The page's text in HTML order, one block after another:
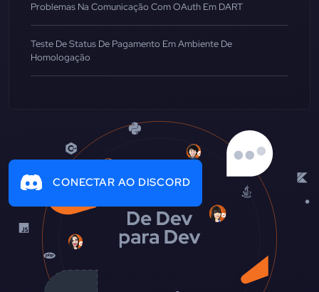
Problemas Na Comunicação Com OAuth Em DART
Teste De Status De Pagamento Em Ambiente De
Homologação
CONECTAR AO DISCORD